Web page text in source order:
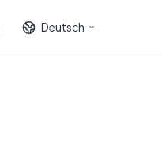
Deutsch